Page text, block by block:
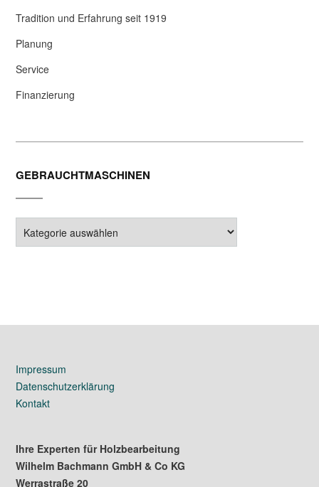
Tradition und Erfahrung seit 1919
Planung
Service
Finanzierung
GEBRAUCHTMASCHINEN
Impressum
Datenschutzerklärung
Kontakt
Ihre Experten für Holzbearbeitung
Wilhelm Bachmann GmbH & Co KG
Werrastraße 20